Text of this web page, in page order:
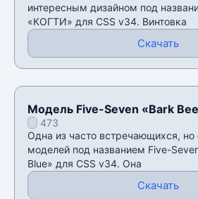
интересным дизайном под
«КОГТИ» для CSS v34. Винтовка
Скачать
Модель Five-Seven «Bark
CSS v34
473
Одна из часто встречающихся, но
моделей под названием Five-
Blue» для CSS v34. Она
Скачать